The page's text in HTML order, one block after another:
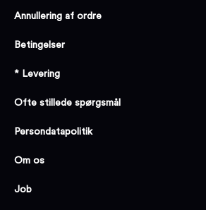
Annullering af ordre
Betingelser
* Levering
Ofte stillede spørgsmål
Persondatapolitik
Om os
Job